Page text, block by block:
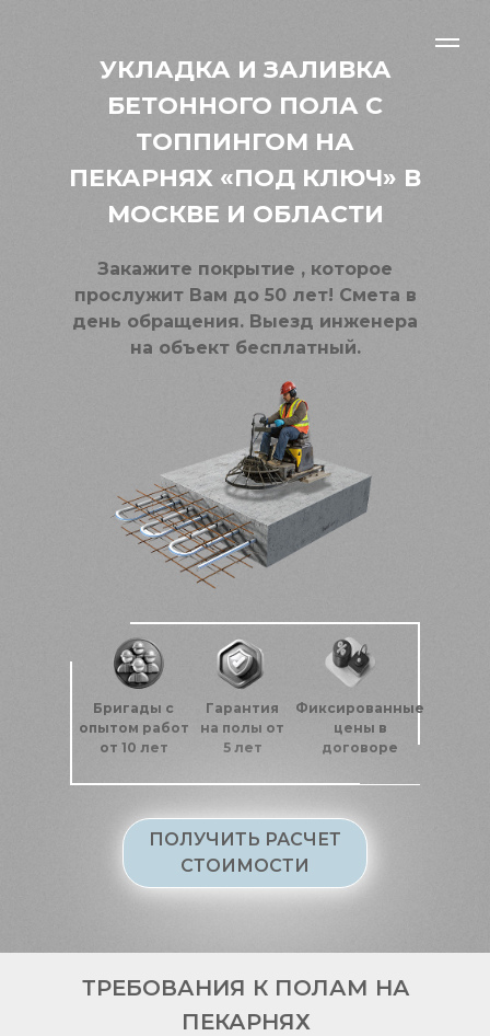
УКЛАДКА И ЗАЛИВКА
БЕТОННОГО ПОЛА С
ТОППИНГОМ НА
ПЕКАРНЯХ «ПОД КЛЮЧ» В
МОСКВЕ И ОБЛАСТИ
Закажите покрытие , которое
прослужит Вам до 50 лет! Смета в
день обращения. Выезд инженера
на объект бесплатный.
Фиксированные
цены в
договоре
Гарантия
на полы от
5 лет
Бригады с
опытом работ
от 10 лет
ПОЛУЧИТЬ РАСЧЕТ
СТОИМОСТИ
ТРЕБОВАНИЯ К ПОЛАМ НА
ПЕКАРНЯХ